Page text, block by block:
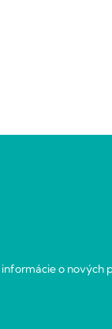
o nových